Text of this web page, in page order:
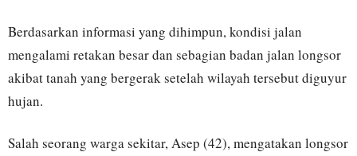
Berdasarkan informasi yang dihimpun, kondisi jalan
mengalami retakan besar dan sebagian badan jalan longsor
akibat tanah yang bergerak setelah wilayah tersebut diguyur
hujan.
Salah seorang warga sekitar, Asep (42), mengatakan longsor